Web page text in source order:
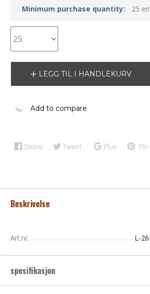
Minimum purchase quantity: 25
LEGG TIL I HANDLEKURV
Add to compare
Share Tweet Plus Pin
Beskrivelse
Art.nr. L-
spesifikasjon